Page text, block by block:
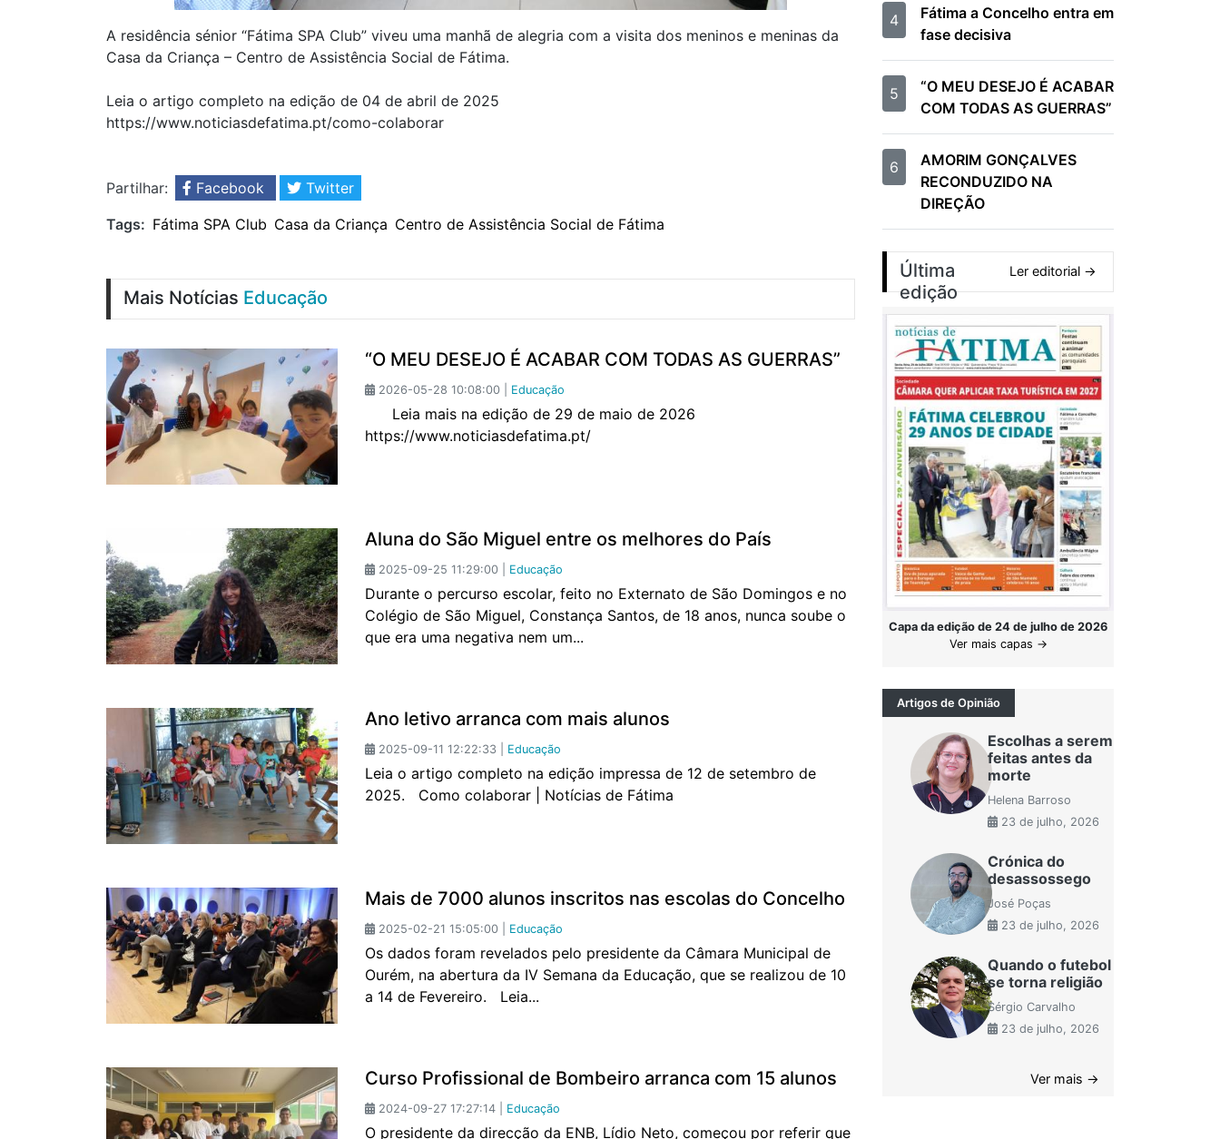
A residência sénior “Fátima SPA Club” viveu uma manhã de alegria com a visita dos meninos e meninas da
Casa da Criança – Centro de Assistência Social de Fátima.
Leia o artigo completo na edição de 04 de abril de 2025
https://www.noticiasdefatima.pt/como-colaborar
Partilhar: Facebook
Twitter
Tags: Fátima SPA Club Casa da Criança Centro de Assistência Social de Fátima
Mais Notícias Educação
“O MEU DESEJO É ACABAR COM TODAS AS GUERRAS”
2026-05-28 10:08:00 | Educação
Leia mais na edição de 29 de maio de 2026
https://www.noticiasdefatima.pt/
Aluna do São Miguel entre os melhores do País
2025-09-25 11:29:00 | Educação
Durante o percurso escolar, feito no Externato de São Domingos e no
Colégio de São Miguel, Constança Santos, de 18 anos, nunca soube o
que era uma negativa nem um...
Ano letivo arranca com mais alunos
2025-09-11 12:22:33 | Educação
Leia o artigo completo na edição impressa de 12 de setembro de
2025. Como colaborar | Notícias de Fátima
Mais de 7000 alunos inscritos nas escolas do Concelho
2025-02-21 15:05:00 | Educação
Os dados foram revelados pelo presidente da Câmara Municipal de
Ourém, na abertura da IV Semana da Educação, que se realizou de 10
a 14 de Fevereiro. Leia...
Curso Profissional de Bombeiro arranca com 15 alunos
2024-09-27 17:27:14 | Educação
O presidente da direcção da ENB, Lídio Neto, começou por referir que
4
Fátima a Concelho entra em
fase decisiva
5
“O MEU DESEJO É ACABAR
COM TODAS AS GUERRAS”
6
AMORIM GONÇALVES
RECONDUZIDO NA
DIREÇÃO
Última
edição
Ler editorial →
Capa da edição de 24 de julho de 2026
Ver mais capas →
Artigos de Opinião
Escolhas a serem
feitas antes da
morte
Helena Barroso
23 de julho, 2026
Crónica do
desassossego
José Poças
23 de julho, 2026
Quando o futebol
se torna religião
Sérgio Carvalho
23 de julho, 2026
Ver mais →